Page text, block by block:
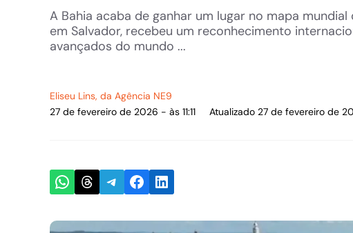
A Bahia acaba de ganhar um lugar no mapa
em Salvador, recebeu um reconhecimento
avançados do mundo ...
Eliseu Lins, da Agência NE9
27 de fevereiro de 2026 - às 11:11
Atualizado 27 de fevereiro de
Share on WhatsApp
Share on Threads
Share on Telegram
Share on Facebook
Share on LinkedIn